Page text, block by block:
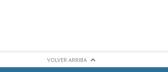
VOLVER ARRIBA